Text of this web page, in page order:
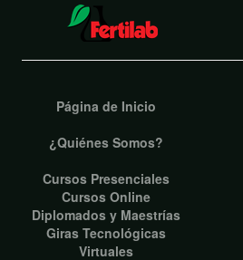
Página de Inicio
¿Quiénes Somos?
Cursos Presenciales
Cursos Online
Diplomados y Maestrías
Giras Tecnológicas
Virtuales